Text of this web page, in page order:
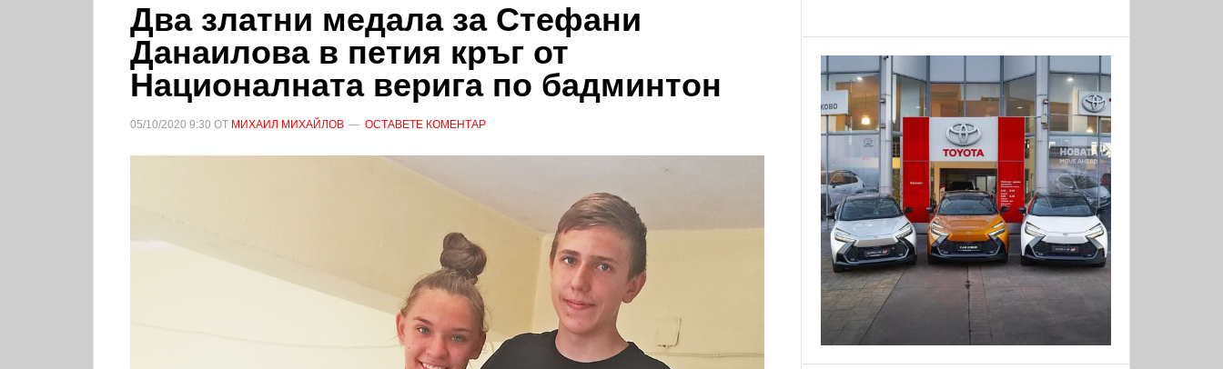
Два златни медала за Стефани
Данаилова в петия кръг от
Националната верига по бадминтон
05/10/2020 9:30 ОТ МИХАИЛ МИХАЙЛОВ ОСТАВЕТЕ КОМЕНТАР